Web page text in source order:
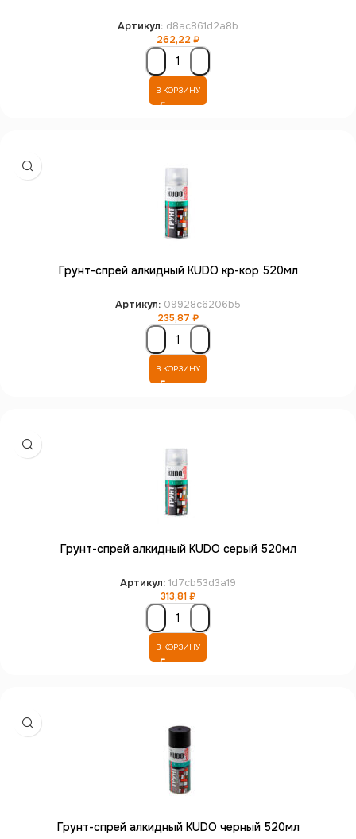
Артикул: d8ac861d2a8b
262,22₽
В КОРЗИНУ
Грунт-спрей алкидный KUDO кр-кор 520мл
Артикул: 09928c6206b5
235,87 ₽
В КОРЗИНУ
Грунт-спрей алкидный KUDO серый 520мл
Артикул: 1d7cb53d3a19
313,81₽
В КОРЗИНУ
Грунт-спрей алкидный KUDO черный 520мл